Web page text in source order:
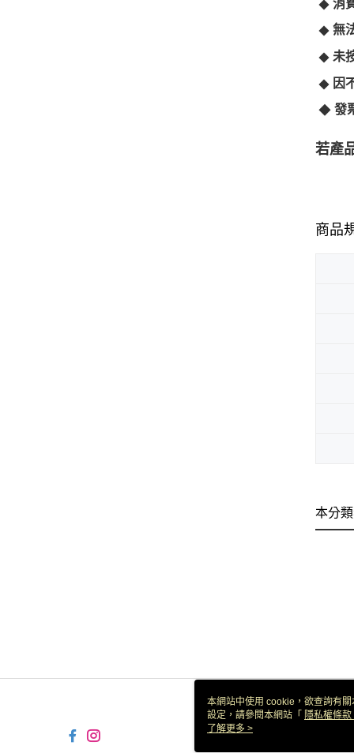
◆消
◆無
◆未
◆ 因
◆發
若產
商品
本分
本網站中使用 cookie，欲查詢有
設定，請參閱本網站「 隱私權條款
使用 cookie。
了解更多 >